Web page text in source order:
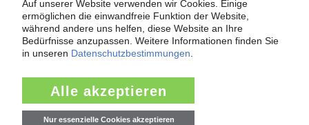
Jetzt lesen
Newsletter